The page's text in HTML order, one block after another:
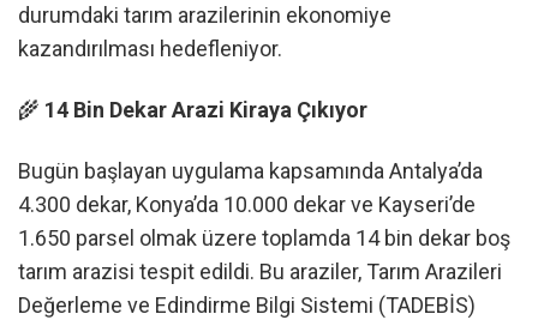
durumdaki tarım arazilerinin ekonomiye
kazandırılması hedefleniyor.
🌾 14 Bin Dekar Arazi Kiraya Çıkıyor
Bugün başlayan uygulama kapsamında Antalya’da
4.300 dekar, Konya’da 10.000 dekar ve Kayseri’de
1.650 parsel olmak üzere toplamda 14 bin dekar boş
tarım arazisi tespit edildi. Bu araziler, Tarım Arazileri
Değerleme ve Edindirme Bilgi Sistemi (TADEBİS)